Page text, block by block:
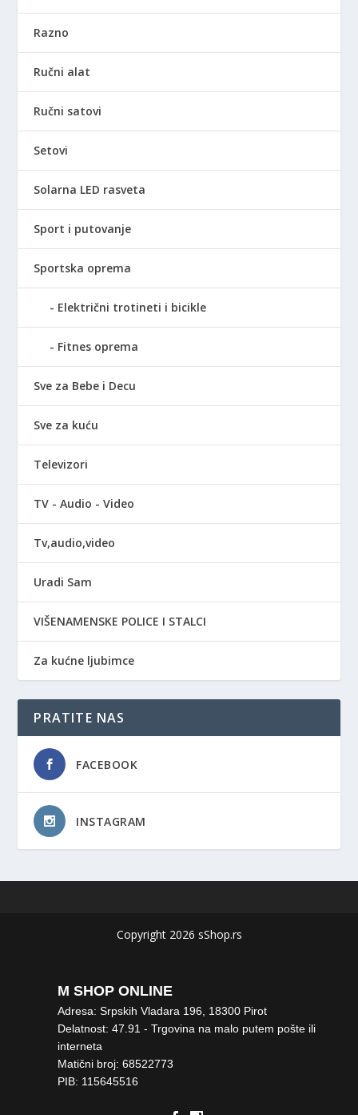
Razno
Ručni alat
Ručni satovi
Setovi
Solarna LED rasveta
Sport i putovanje
Sportska oprema
Električni trotineti i bicikle
Fitnes oprema
Sve za Bebe i Decu
Sve za kuću
Televizori
TV - Audio - Video
Tv,audio,video
Uradi Sam
VIŠENAMENSKE POLICE I STALCI
Za kućne ljubimce
PRATITE NAS
FACEBOOK
INSTAGRAM
Copyright 2026 sShop.rs
M SHOP ONLINE
Adresa: Srpskih Vladara 196, 18300 Pirot
Delatnost: 47.91 - Trgovina na malo putem pošte ili
interneta
Matični broj: 68522773
PIB: 115645516